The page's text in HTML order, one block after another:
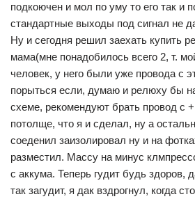
подкоючен и мол по уму то его так и
стандартные выходы под сигнал не
Ну и сегодня решил заехать купить
мама(мне понадобилось всего 2, т.
человек, у него были уже провода с
порыться если, думаю и релюху бы
схеме, рекомендуют брать провод с
потолще, что я и сделал, ну а
соеденил заизолировал ну и на
разместил. Массу на минус
с аккума. Теперь гудит будь здоров,
так загудит, я дак вздрогнул, когда